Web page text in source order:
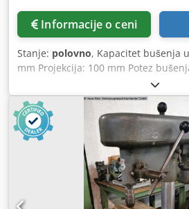
Informacije o ceni
Stanje: polovno, Kapacitet bušenja
mm Projekcija: 100 mm Potez
napon: 220/380 V Brzina: 2820 rpm
120 mm Visina radnog dela - max.:
za napajanje: 200 W Mašinska
Afecxxmlo Rjk Dimenzije oko.: 0.25 x
robusna bušilica sa stegnutim
stopalu, bušilicom čak i Stegnuto
mm). Mahiniranje radnih mesta sa
mm ), kao i dubina bušenja od 30
180 stepeni, sa projekcijom vretena